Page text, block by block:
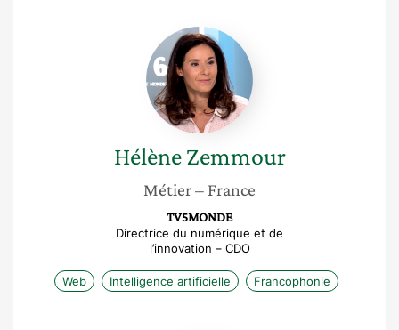
Hélène
Zemmour
Hélène Zemmour
Métier– France
TV5MONDE
Directrice du numérique et de
l’innovation – CDO
Web Intelligence artificielle Francophonie